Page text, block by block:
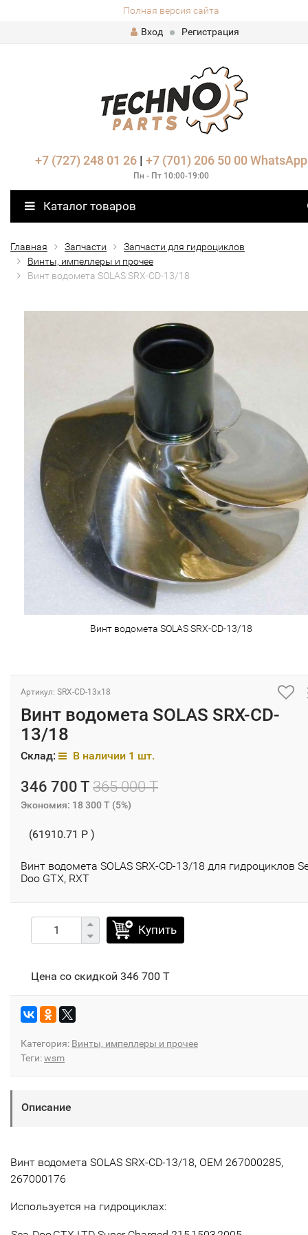
Полная версия сайта
Вход
Регистрация
+7 (727) 248 01 26| +7 (701) 206 50 00 WhatsApp
Пн - Пт 10:00-19:00
Каталог товаров
Главная Запчасти
Запчасти для гидроциклов
Винты, импеллеры и прочее
Винт водомета SOLAS SRX-CD-13/18
Винт водомета SOLAS SRX-CD-13/18
Артикул: SRX-CD-13x18
Винт водомета SOLAS SRX-CD-
13/18
Склад: В наличии 1 шт.
346 700 T 365 000 T
Экономия: 18 300 T (5%)
(61910.71 P )
Винт водомета SOLAS SRX-CD-13/18 для гидроциклов
Doo GTX, RXT
Купить
Цена со скидкой 346 700 T
Категория: Винты, импеллеры и прочее
Теги:wsm
Описание
Винт водомета SOLAS SRX-CD-13/18, OEM 267000285,
267000176
Используется на гидроциклах: